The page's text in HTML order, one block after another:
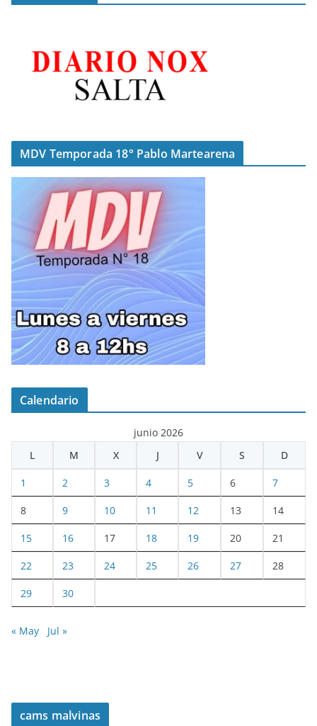
MDV Temporada 18° Pablo Martearena
Calendario
junio 2026
L
M X J V S D
1 2 3 4 5 6 7
8 9 10 11 12 13 14
15 16 17 18 19 20 21
22 23 24 25 26 27 28
29 30
« May Jul »
cams malvinas